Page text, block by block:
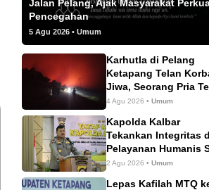
Jalan Pelang, Ajak Masyarakat
Pencegahan
5 Agu 2026 • Umum
Karhutla di Pelang
Ketapang Telan
Jiwa, Seorang Pria
Terbakar
4 Agu 2026 •Umum
Kapolda Kalbar
Tekankan Integritas
Pelayanan Humanis
Tatap Muka dengan
2 Agu 2026 •Umum
Lepas Kafilah MTQ